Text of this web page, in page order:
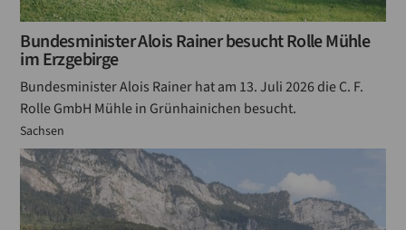
Bundesminister Alois Rainer besucht Rolle Mühle
im Erzgebirge
Bundesminister Alois Rainer hat am 13. Juli 2026 die C. F.
Rolle GmbH Mühle in Grünhainichen besucht.
Sachsen